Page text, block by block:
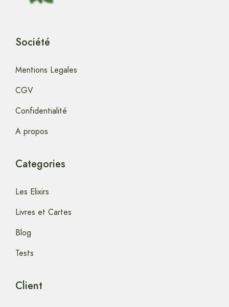
Société
Mentions Legales
CGV
Confidentialité
A propos
Categories
Les Elixirs
Livres et Cartes
Blog
Tests
Client